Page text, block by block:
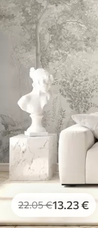
22.05€13 .23€